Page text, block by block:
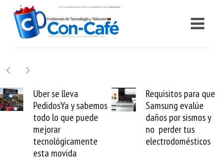
Uber se lleva
PedidosYa y sabemos
todo lo que puede
mejorar
tecnológicamente
esta movida
Requisitos para que
Samsung evalúe
daños por sismos y
no perder tus
electrodomésticos